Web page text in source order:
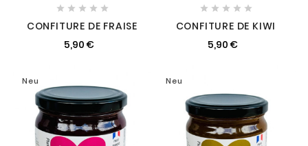
    
CONFITURE DE FRAISE
5,90 €
    
CONFITURE DE KIWI
5,90 €
Neu Neu